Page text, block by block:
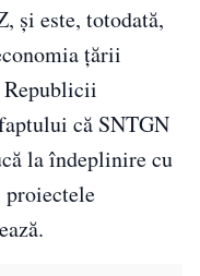
și este, totodată,
țării
Republicii
că SNTGN
la îndeplinire cu
proiectele